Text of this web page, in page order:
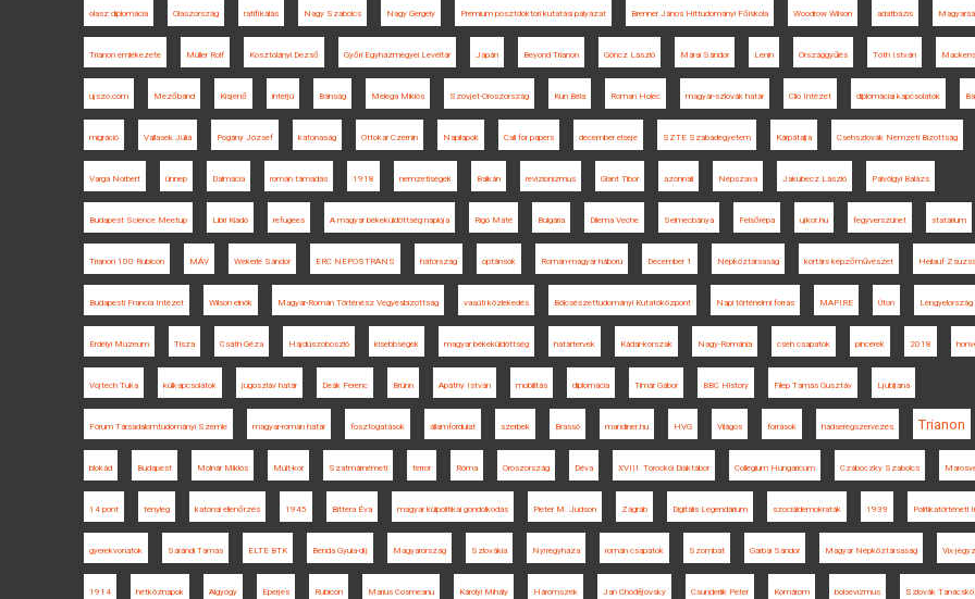
olasz diplomácia Olaszország ratifikálás Nagy Szabolcs Nagy Gergely Prémium posztdoktori kutatási pályázat Brenner János Hittudományi Főiskola Woodrow Wilson adatbázis
Trianon emlékezete Müller Rolf Kosztolányi Dezső Győri Egyházmegyei Levéltár Japán Beyond Trianon Göncz László Márai Sándor Lenin Országgyűlés Tóth István
ujszo.com Mezőbánd Kisjenő interjú Bánság Melega Miklós Szovjet-Oroszország Kun Béla Roman Holec magyar-szlovák határ Clio Intézet diplomáciai kapcsolatok
migráció Vallasek Júlia Pogány József katonaság Ottokar Czernin Napilapok Call for papers december elseje SZTE Szabadegyetem Kárpátalja Csehszlovák Nemzeti Bizottság
Varga Norbert ünnep Dalmácia román támadás 1918 nemzetiségek Balkán revizionizmus Glant Tibor azonnali Népszava Jakubecz László Pálvölgyi Balázs
Budapest Science Meetup Libri Kiadó refugees A magyar békeküldöttség naplója Rigó Máté Bulgária Dilema Veche Selmecbánya Felsőrépa ujkor.hu fegyverszünet statárium
Trianon 100 Rubicon MÁV Wekerle Sándor ERC NEPOSTRANS hátország optánsok Román-magyar háború December 1 Népköztársaság kortárs képzőművészet Heilauf Zsuzsa
Budapesti Francia Intézet Wilson elnök Magyar-Román Történész Vegyesbizottság vasúti közlekedés Bölcsészettudományi Kutatóközpont Napi történelmi forrás MAPIRE Úton Lengyelország
Erdélyi Múzeum Tisza Csáth Géza Hajdúszoboszló kisebbségek magyar békeküldöttség határtervek Kádár-korszak Nagy-Románia cseh csapatok pincérek 2018
Vojtech Tuka külkapcsolatok jugoszláv határ Deák Ferenc Brünn Apáthy István mobilitás diplomácia Timár Gábor BBC History Filep Tamás Gusztáv Ljubljana
Fórum Társadalomtudományi Szemle magyar-román határ fosztogatások államfordulat szerbek Brassó mandiner.hu HVG Világos források hadseregszervezés Trianon
blokád Budapest Molnár Miklós Múlt-kor Szatmárnémeti terror Róma Oroszország Déva XVIII. Torockói Diáktábor Collegium Hungaricum Czáboczky Szabolcs
14 pont tényleg katonai ellenőrzés 1945 Bittera Éva magyar külpolitikai gondolkodás Pieter M. Judson Zágráb Digitális Legendárium szociáldemokraták 1939 Politikatörténeti
gyerekvonatok Sárándi Tamás ELTE BTK Benda Gyula-díj Magyarország Szlovákia Nyíregyháza román csapatok Szombat Garbai Sándor Magyar Népköztársaság Vix-
1914 hétköznapok Algyógy Eperjes Rubicon Marius Cosmeanu Károlyi Mihály Háromszék Jan Chodějovský Csunderlik Péter Komárom bolsevizmus Szlovák